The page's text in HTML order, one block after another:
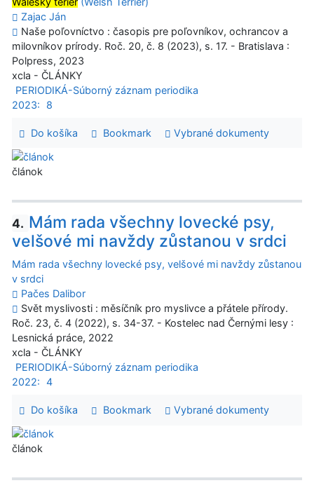
Zajac Ján
Naše poľovníctvo : časopis pre poľovníkov, ochrancov a
milovníkov prírody. Roč. 20, č. 8 (2023), s. 17. - Bratislava :
Polpress, 2023
xcla - ČLÁNKY
PERIODIKÁ-Súborný záznam periodika
2023:
8
Do košíka Bookmark Vybrané dokumenty
článok
4. Mám rada všechny lovecké psy,
velšové mi navždy zůstanou v srdci
Mám rada všechny lovecké psy, velšové mi navždy zůstanou
v srdci
Pačes Dalibor
Svět myslivosti : měsíčník pro myslivce a přátele přírody.
Roč. 23, č. 4 (2022), s. 34-37. - Kostelec nad Černými lesy :
Lesnická práce, 2022
xcla - ČLÁNKY
PERIODIKÁ-Súborný záznam periodika
2022: 4
Do košíka Bookmark Vybrané dokumenty
článok